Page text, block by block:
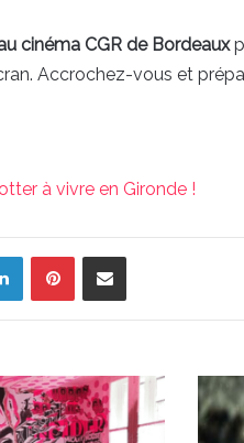
cinéma CGR de Bordeaux
Accrochez-vous et
à vivre en Gironde !
LinkedinPinterestPartager par email
Union
Bègles